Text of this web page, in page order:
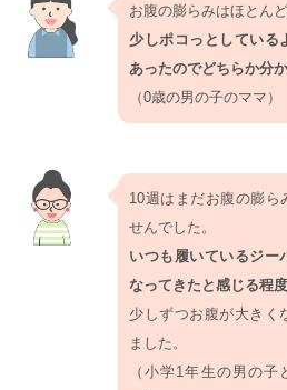
お腹の膨らみはほとん
少しポコっとしている
あったのでどちらか分
（0歳の男の子のママ）
10週はまだお腹の膨ら
せんでした。
いつも履いているジー
なってきたと感じる程
少しずつお腹が大きく
ました。
（小学1年生の男の